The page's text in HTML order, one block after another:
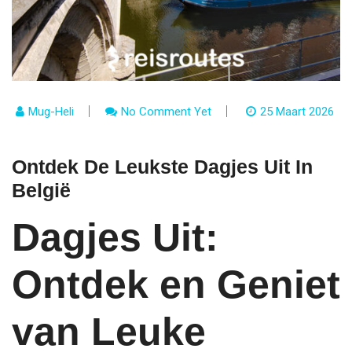
Mug-Heli No Comment Yet 25 Maart 2026
Ontdek De Leukste Dagjes Uit In
België
Dagjes Uit:
Ontdek en Geniet
van Leuke